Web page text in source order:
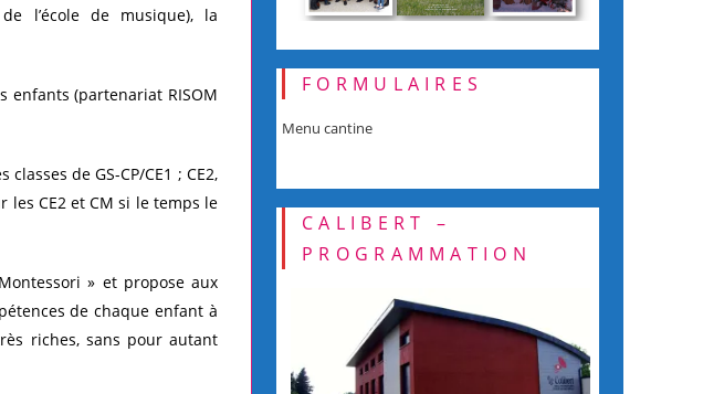
l’école de musique), la
enfants (partenariat RISOM
de GS-CP/CE1 ; CE2,
les CE2 et CM si le temps le
» et propose aux
de chaque enfant à
riches, sans pour autant
FORMULAIRES
Menu cantine
CALIBERT –
PROGRAMMATION